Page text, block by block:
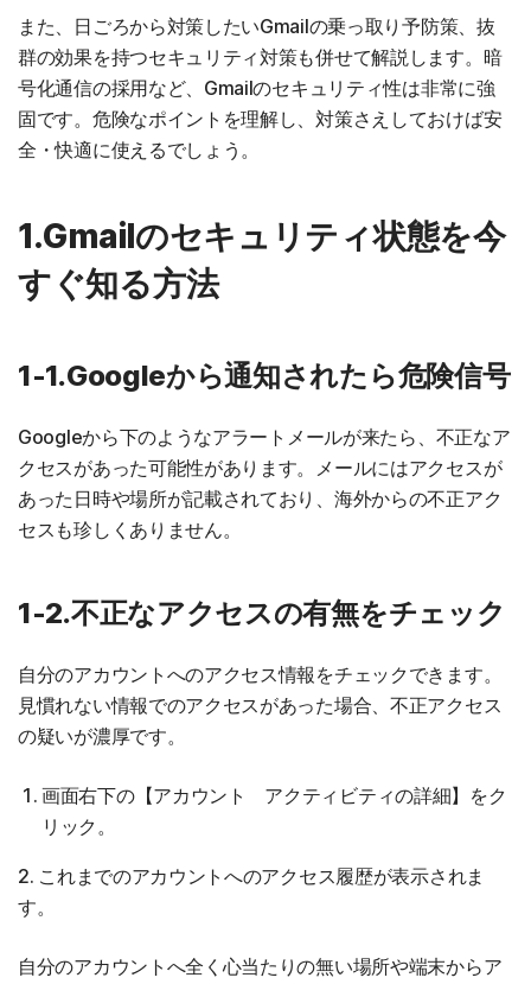
また、日ごろから対策したいGmailの乗っ取り予防策、抜
群の効果を持つセキュリティ対策も併せて解説します。暗
号化通信の採用など、Gmailのセキュリティ性は非常に強
固です。危険なポイントを理解し、対策さえしておけば安
全・快適に使えるでしょう。
1.Gmailのセキュリティ状態を今
すぐ知る方法
1-1.Googleから通知されたら危険信号
Googleから下のようなアラートメールが来たら、不正なア
クセスがあった可能性があります。メールにはアクセスが
あった日時や場所が記載されており、海外からの不正アク
セスも珍しくありません。
1-2.不正なアクセスの有無をチェック
自分のアカウントへのアクセス情報をチェックできます。
見慣れない情報でのアクセスがあった場合、不正アクセス
の疑いが濃厚です。
画面右下の【アカウント アクティビティの詳細】をク
リック。
2. これまでのアカウントへのアクセス履歴が表示されま
す。
自分のアカウントへ全く心当たりの無い場所や端末からア